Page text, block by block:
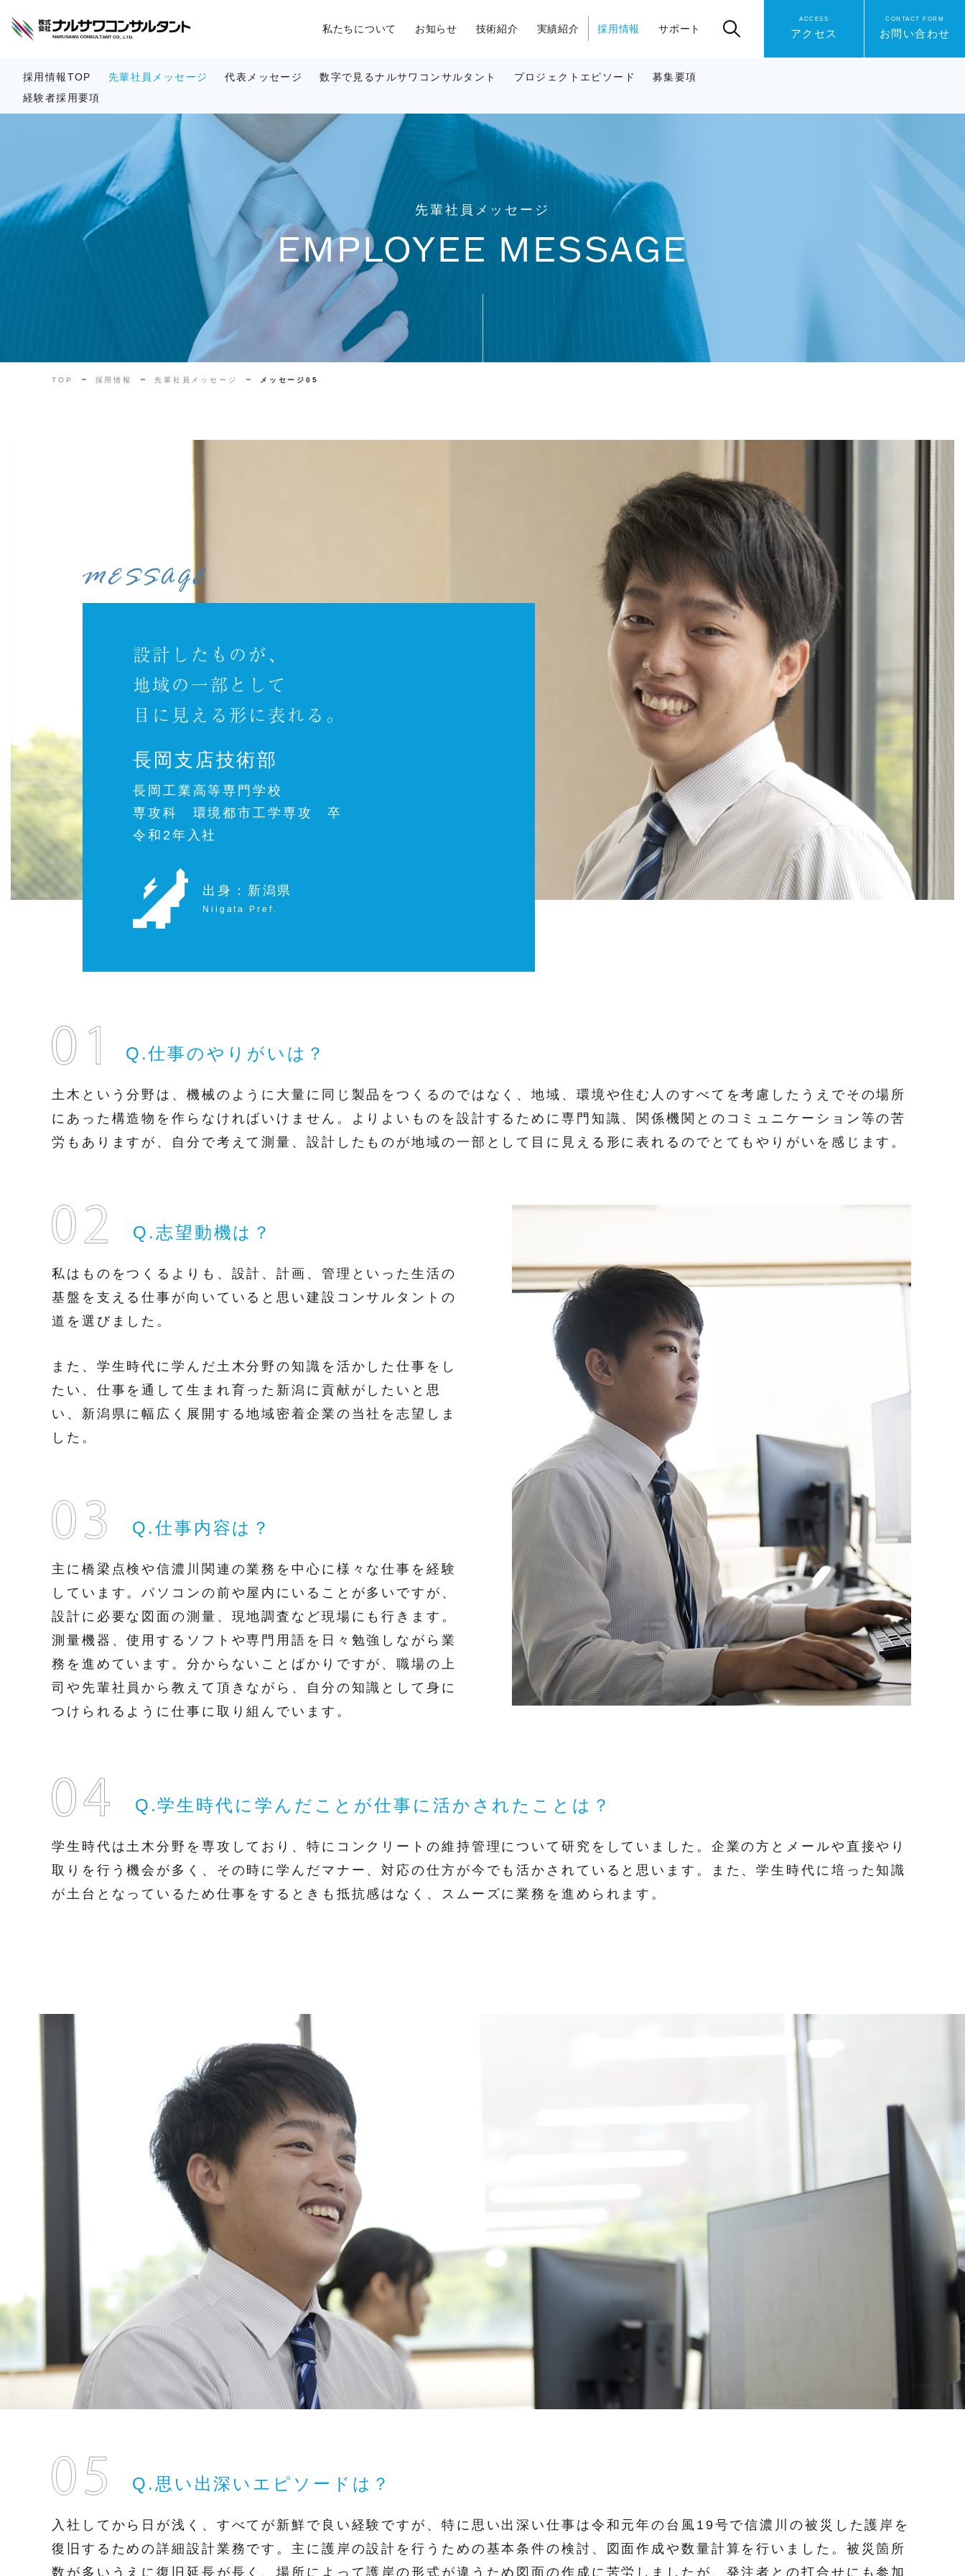
私たちについて お知らせ 技術紹介 実績紹介 採用情報
採用情報TOP 先輩社員メッセージ 代表メッセージ 数字で見るナルサワコンサルタント プロジェクトエピソード
募集要項
経験者採用要項
サポート
ACCESS
アクセス
CONTACT FORM
お問い合わせ
先輩社員メッセージ
EMPLOYEE MESSAGE
TOP 採用情報 先輩社員メッセージ メッセージ05
設計したものが、
地域の一部として
目に見える形に表れる。
長岡支店技術部
長岡工業高等専門学校
専攻科 環境都市工学専攻 卒
令和2年入社
出身：新潟県
Niigata Pref.
Q.仕事のやりがいは？
土木という分野は、機械のように大量に同じ製品をつくるのではなく、地域、環境や住む人のすべてを考慮したうえでその場所
にあった構造物を作らなければいけません。よりよいものを設計するために専門知識、関係機関とのコミュニケーション等の苦
労もありますが、自分で考えて測量、設計したものが地域の一部として目に見える形に表れるのでとてもやりがいを感じます。
Q.志望動機は？
私はものをつくるよりも、設計、計画、管理といった生活の
基盤を支える仕事が向いていると思い建設コンサルタントの
道を選びました。
また、学生時代に学んだ土木分野の知識を活かした仕事をし
たい、仕事を通して生まれ育った新潟に貢献がしたいと思
い、新潟県に幅広く展開する地域密着企業の当社を志望しま
した。
Q.仕事内容は？
主に橋梁点検や信濃川関連の業務を中心に様々な仕事を経験
しています。パソコンの前や屋内にいることが多いですが、
設計に必要な図面の測量、現地調査など現場にも行きます。
測量機器、使用するソフトや専門用語を日々勉強しながら業
務を進めています。分からないことばかりですが、職場の上
司や先輩社員から教えて頂きながら、自分の知識として身に
つけられるように仕事に取り組んでいます。
Q.学生時代に学んだことが仕事に活かされたことは？
学生時代は土木分野を専攻しており、特にコンクリートの維持管理について研究をしていました。企業の方とメールや直接やり
取りを行う機会が多く、その時に学んだマナー、対応の仕方が今でも活かされていると思います。また、学生時代に培った知識
が土台となっているため仕事をするときも抵抗感はなく、スムーズに業務を進められます。
Q.思い出深いエピソードは？
入社してから日が浅く、すべてが新鮮で良い経験ですが、特に思い出深い仕事は令和元年の台風19号で信濃川の被災した護岸を
復旧するための詳細設計業務です。主に護岸の設計を行うための基本条件の検討、図面作成や数量計算を行いました。被災箇所
数が多いうえに復旧延長が長く、場所によって護岸の形式が違うため図面の作成に苦労しましたが、発注者との打合せにも参加